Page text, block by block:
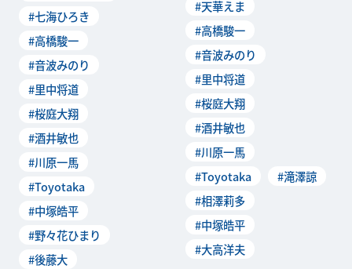
9」。漫画から飛び出してき
たちとブラック・ゴーストの
戦いは、大きな熱狂を...
#七海ひろき
#高橋駿一
#音波みのり
#里中将道
#桜庭大翔
#酒井敏也
#川原一馬
#Toyotaka
#中塚皓平
#野々花ひまり
#後藤大
舞台ですが、駆...
#天華えま
#高橋駿一
#音波みのり
#里中将道
#桜庭大翔
#酒井敏也
#川原一馬
#Toyotaka
#滝澤諒
#相澤莉多
#中塚皓平
#大高洋夫